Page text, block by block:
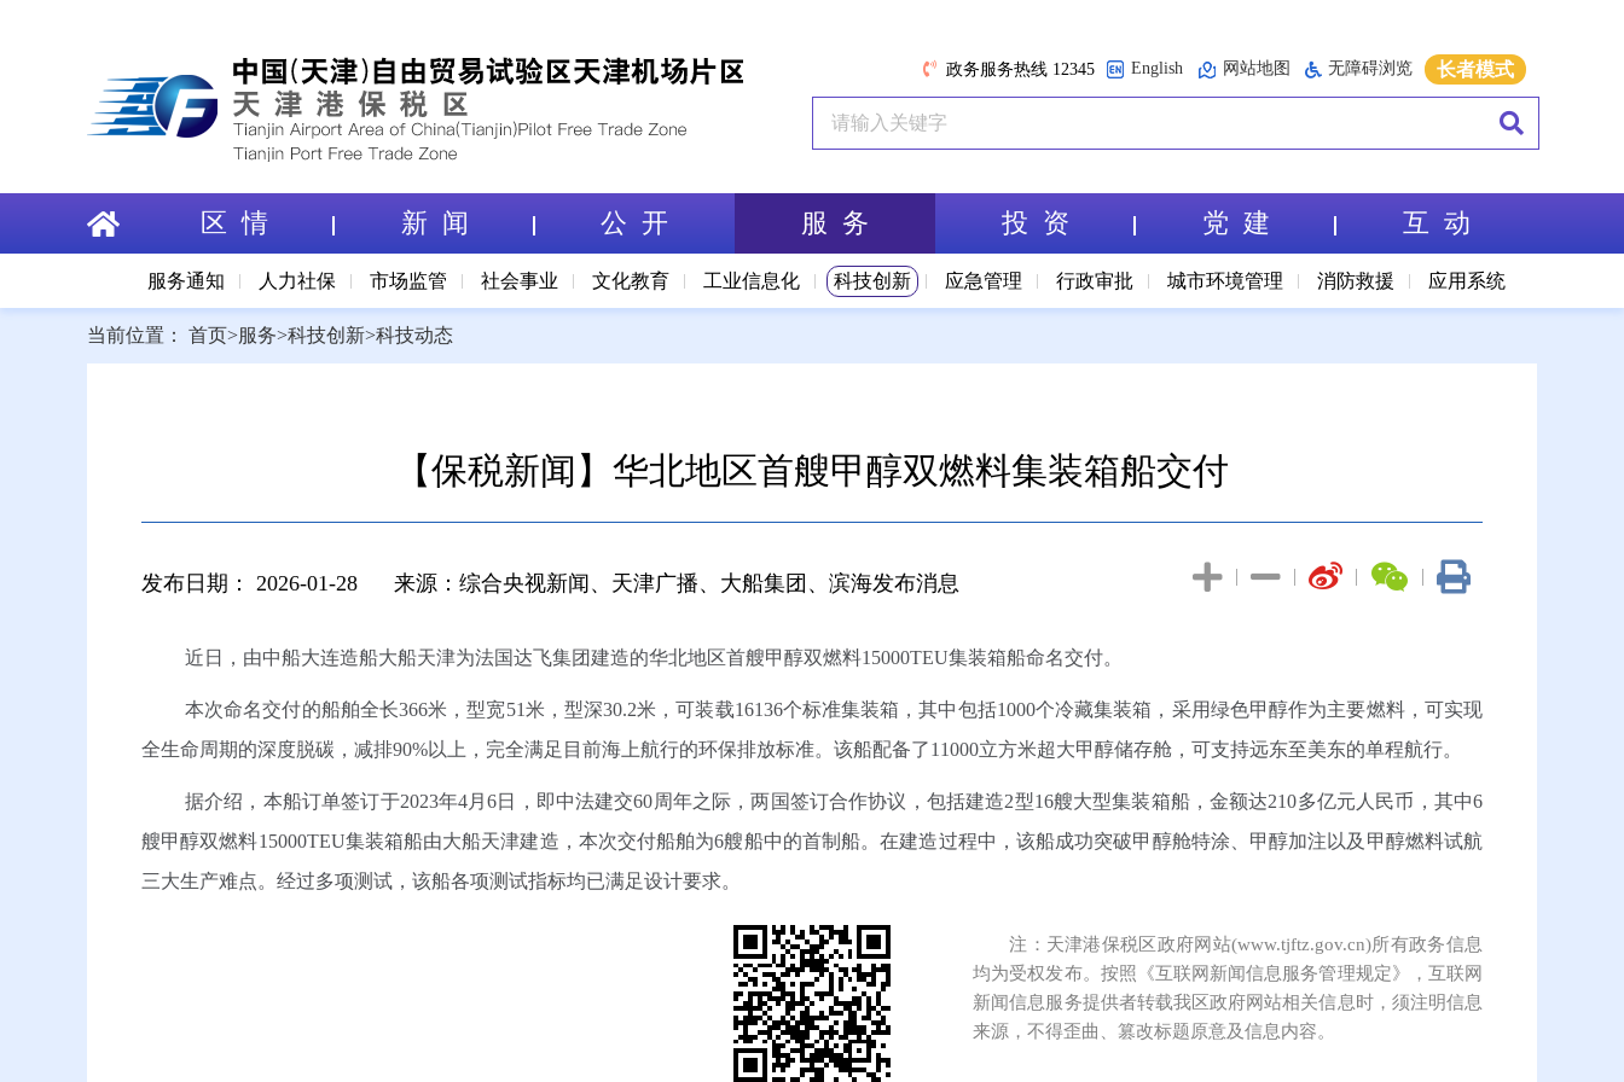
政务服务热线 12345 English 网站地图 无障碍浏览 长者模式
区 情 新 闻 公 开 服 务
服务通知 人力社保 市场监管 社会事业 文化教育 工业信息化 科技创新 应急管理 行政审批 城市环境管理 消防救援 应用系统
投 资 党 建 互 动
当前位置： 首页>服务>科技创新>科技动态
【保税新闻】华北地区首艘甲醇双燃料集装箱船交付
发布日期： 2026-01-28 来源：综合央视新闻、天津广播、大船集团、滨海发布消息 |
|
|
|
近日，由中船大连造船大船天津为法国达飞集团建造的华北地区首艘甲醇双燃料15000TEU集装箱船命名交付。
本次命名交付的船舶全长366米，型宽51米，型深30.2米，可装载16136个标准集装箱，其中包括1000个冷藏集装箱，采用绿色甲醇作为主要燃料，可实现
全生命周期的深度脱碳，减排90%以上，完全满足目前海上航行的环保排放标准。该船配备了11000立方米超大甲醇储存舱，可支持远东至美东的单程航行。
据介绍，本船订单签订于2023年4月6日，即中法建交60周年之际，两国签订合作协议，包括建造2型16艘大型集装箱船，金额达210多亿元人民币，其中6
艘甲醇双燃料15000TEU集装箱船由大船天津建造，本次交付船舶为6艘船中的首制船。在建造过程中，该船成功突破甲醇舱特涂、甲醇加注以及甲醇燃料试航
三大生产难点。经过多项测试，该船各项测试指标均已满足设计要求。
注：天津港保税区政府网站(www.tjftz.gov.cn)所有政务信息
均为受权发布。按照《互联网新闻信息服务管理规定》，互联网
新闻信息服务提供者转载我区政府网站相关信息时，须注明信息
来源，不得歪曲、篡改标题原意及信息内容。